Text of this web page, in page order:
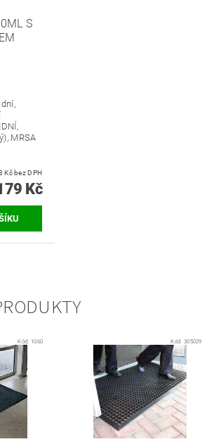
S
MRSA
147,93 Kč bez DPH
Kč
Kód: 1060 Kód: 305029